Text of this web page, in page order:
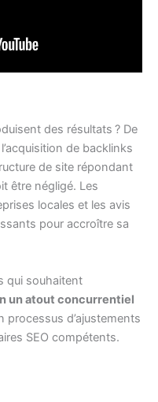
des résultats ? De
de backlinks
de site répondant
être négligé. Les
locales et les avis
pour accroître sa
qui souhaitent
un atout concurrentiel
processus d’ajustements
SEO compétents.